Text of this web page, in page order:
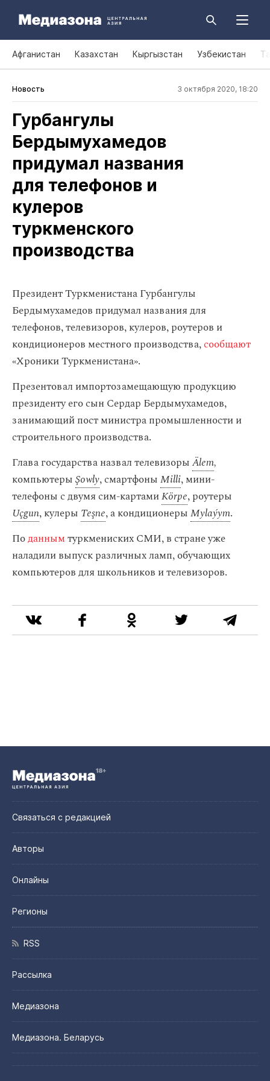
Афганистан Казахстан Кыргызстан Узбекистан
Новость 3 октября 2020, 18:20
Гурбангулы
Бердымухамедов
придумал названия
для телефонов и
кулеров
туркменского
производства
Президент Туркменистана Гурбангулы
Бердымухамедов придумал названия для
телефонов, телевизоров, кулеров, роутеров и
кондиционеров местного производства,сообщают
«Хроники Туркменистана».
Презентовал импортозамещающую продукцию
президенту его сын Сердар Бердымухамедов,
занимающий пост министра промышленности и
строительного производства.
Глава государства назвал телевизорыÄlem,
компьютерыŞowly, смартфоныMilli, мини-
телефоны с двумя сим-картамиKörpe, роутеры
Uçgun, кулеры Teşne, а кондиционерыMylaýym.
Поданнымтуркмениских СМИ, в стране уже
наладили выпуск различных ламп, обучающих
компьютеров для школьников и телевизоров.
Связаться с редакцией
Авторы
Онлайны
Регионы
RSS
Рассылка
Медиазона
Медиазона. Беларусь